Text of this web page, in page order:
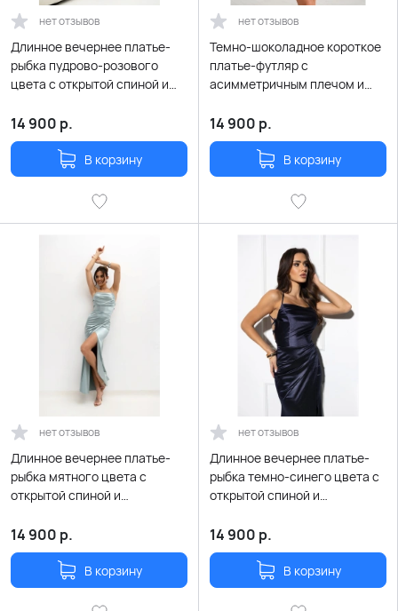
нет отзывов
Длинное вечернее платье-
рыбка пудрово-розового
цвета с открытой спиной и
14 900 р.
В корзину
нет отзывов
Темно-шоколадное короткое
платье-футляр с
асимметричным плечом и
14 900 р.
В корзину
нет отзывов
Длинное вечернее платье-
рыбка мятного цвета с
открытой спиной и
14 900 р.
В корзину
нет отзывов
Длинное вечернее платье-
рыбка темно-синего цвета с
открытой спиной и
14 900 р.
В корзину